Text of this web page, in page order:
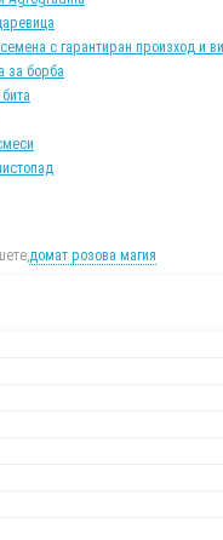
с гарантиран произход и
за борба
домат розова магия